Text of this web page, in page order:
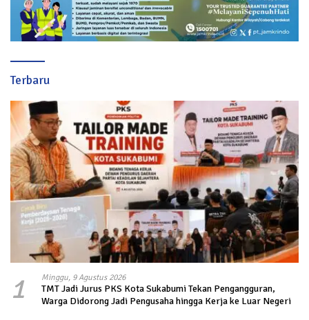
Terbaru
1 Minggu, 9 Agustus 2026
TMT Jadi Jurus PKS Kota Sukabumi Tekan Pengangguran,
Warga Didorong Jadi Pengusaha hingga Kerja ke Luar Negeri